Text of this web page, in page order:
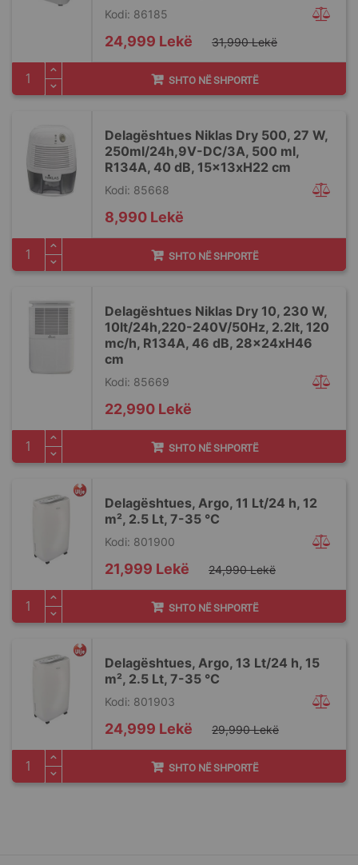
Kodi: 86185
Special
Price
24,999 Lekë 31,990 Lekë
SHTO NË SHPORTË
Delagështues Niklas Dry 500, 27 W,
250ml/24h,9V-DC/3A, 500 ml,
R134A, 40 dB, 15x13xH22 cm
Kodi: 85668
8,990 Lekë
SHTO NË SHPORTË
Delagështues Niklas Dry 10, 230 W,
10lt/24h,220-240V/50Hz, 2.2lt, 120
mc/h, R134A, 46 dB, 28x24xH46
cm
Kodi: 85669
22,990 Lekë
SHTO NË SHPORTË
Delagështues, Argo, 11 Lt/24 h, 12
m², 2.5 Lt, 7-35 °C
Kodi: 801900
Special
Price
21,999 Lekë 24,990 Lekë
SHTO NË SHPORTË
Delagështues, Argo, 13 Lt/24 h, 15
m², 2.5 Lt, 7-35 °C
Kodi: 801903
Special
Price
24,999 Lekë 29,990 Lekë
SHTO NË SHPORTË